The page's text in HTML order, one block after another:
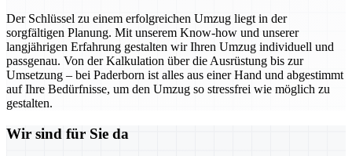
Der Schlüssel zu einem erfolgreichen Umzug liegt in der
sorgfältigen Planung. Mit unserem Know-how und unserer
langjährigen Erfahrung gestalten wir Ihren Umzug individuell und
passgenau. Von der Kalkulation über die Ausrüstung bis zur
Umsetzung – bei Paderborn ist alles aus einer Hand und abgestimmt
auf Ihre Bedürfnisse, um den Umzug so stressfrei wie möglich zu
gestalten.
Wir sind für Sie da